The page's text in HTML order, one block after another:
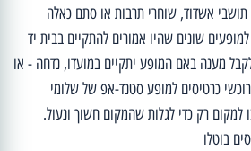
אשדוד, שוחרי תרבות או סתם כאלה
שונים שהיו אמורים להתקיים בבית יד
מענה באם המופע יתקיים במועדו, נדחה - או
כרטיסים למופע סטנד-אפ של שלומי
למקום רק כדי לגלות שהמקום חשוך ונעול.
בוטלו